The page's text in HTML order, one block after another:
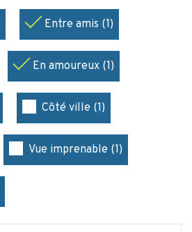
Entre amis (1)
En amoureux (1)
Côté ville (1)
Vue imprenable (1)